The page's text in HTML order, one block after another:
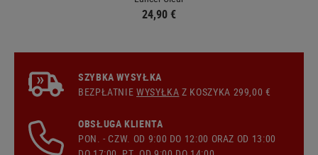
24,90 €
SZYBKA WYSYŁKA
BEZPŁATNIEWYSYŁKA Z KOSZYKA 299,00 €
OBSŁUGA KLIENTA
PON. - CZW. OD 9:00 DO 12:00 ORAZ OD 13:00